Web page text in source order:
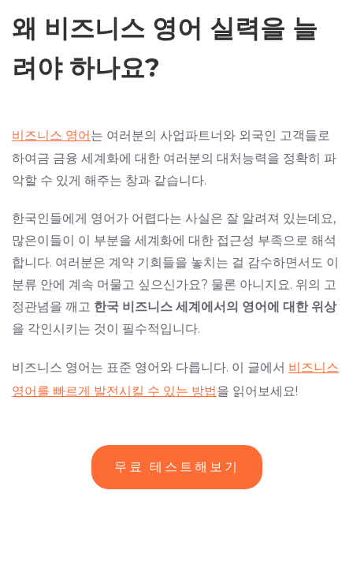
왜 비즈니스 영어 실력을 늘
려야 하나요?
비즈니스 영어는 여러분의 사업파트너와 외국인 고객들로
하여금 금융 세계화에 대한 여러분의 대처능력을 정확히 파
악할 수 있게 해주는 창과 같습니다.
한국인들에게 영어가 어렵다는 사실은 잘 알려져 있는데요,
많은이들이 이 부분을 세계화에 대한 접근성 부족으로 해석
합니다. 여러분은 계약 기회들을 놓치는 걸 감수하면서도 이
분류 안에 계속 머물고 싶으신가요? 물론 아니지요. 위의 고
정관념을 깨고 한국 비즈니스 세계에서의 영어에 대한 위상
을 각인시키는 것이 필수적입니다.
비즈니스 영어는 표준 영어와 다릅니다. 이 글에서 비즈니스
영어를 빠르게 발전시킬 수 있는 방법을 읽어보세요!
무료 테스트해보기